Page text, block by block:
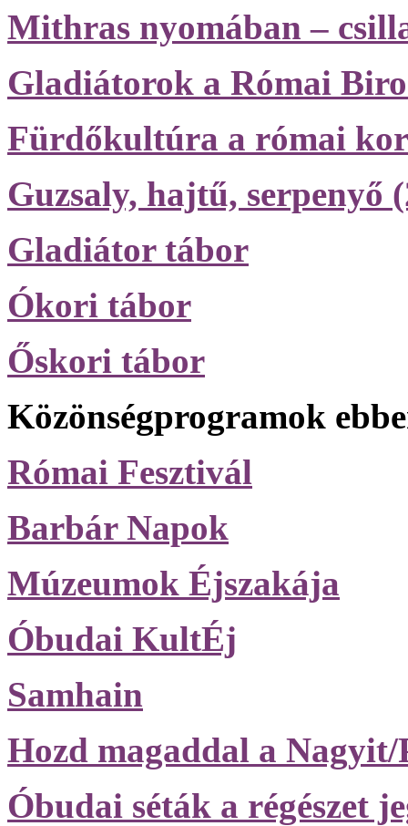
Mithras nyomában –
Gladiátorok a Római
Fürdőkultúra a római
Guzsaly, hajtű, serpenyő
Gladiátor tábor
Ókori tábor
Őskori tábor
Közönségprogramok
Római Fesztivál
Barbár Napok
Múzeumok Éjszakája
Óbudai KultÉj
Samhain
Hozd magaddal a
Óbudai séták a régészet